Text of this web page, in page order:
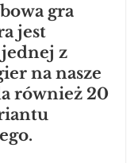
gra
jest
z
na nasze
również 20